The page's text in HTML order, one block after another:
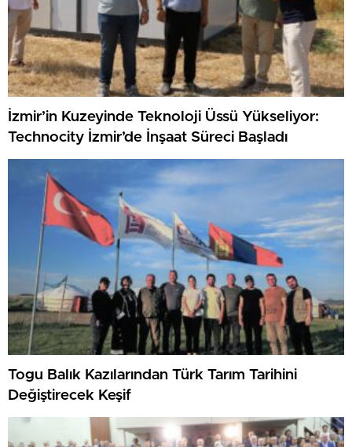
İzmir’in Kuzeyinde Teknoloji Üssü Yükseliyor:
Technocity İzmir’de İnşaat Süreci Başladı
Togu Balık Kazılarından Türk Tarım Tarihini
Değiştirecek Keşif